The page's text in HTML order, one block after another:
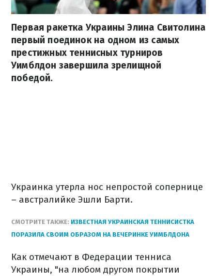
Первая ракетка Украины Элина Свитолина
первый поединок на одном из самых
престижных теннисных турниров
Уимблдон завершила зрелищной
победой.
Украинка утерла нос непростой сопернице
– австралийке Эшли Барти.
СМОТРИТЕ ТАКЖЕ: ИЗВЕСТНАЯ УКРАИНСКАЯ ТЕННИСИСТКА
ПОРАЗИЛА СВОИМ ОБРАЗОМ НА ВЕЧЕРИНКЕ УИМБЛДОНА
Как отмечают в Федерации тенниса
Украины, "на любом другом покрытии